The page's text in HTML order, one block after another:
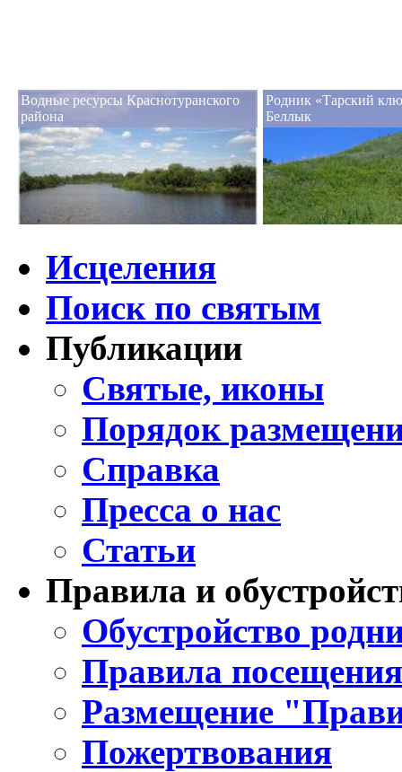
Водные ресурсы Краснотуранского
района
Родник «Тарский
Беллык
Исцеления
Поиск по святым
Публикации
Святые, иконы
Порядок
Справка
Пресса о нас
Статьи
Правила и
Обустройство
Правила
Размещение
Пожертвования